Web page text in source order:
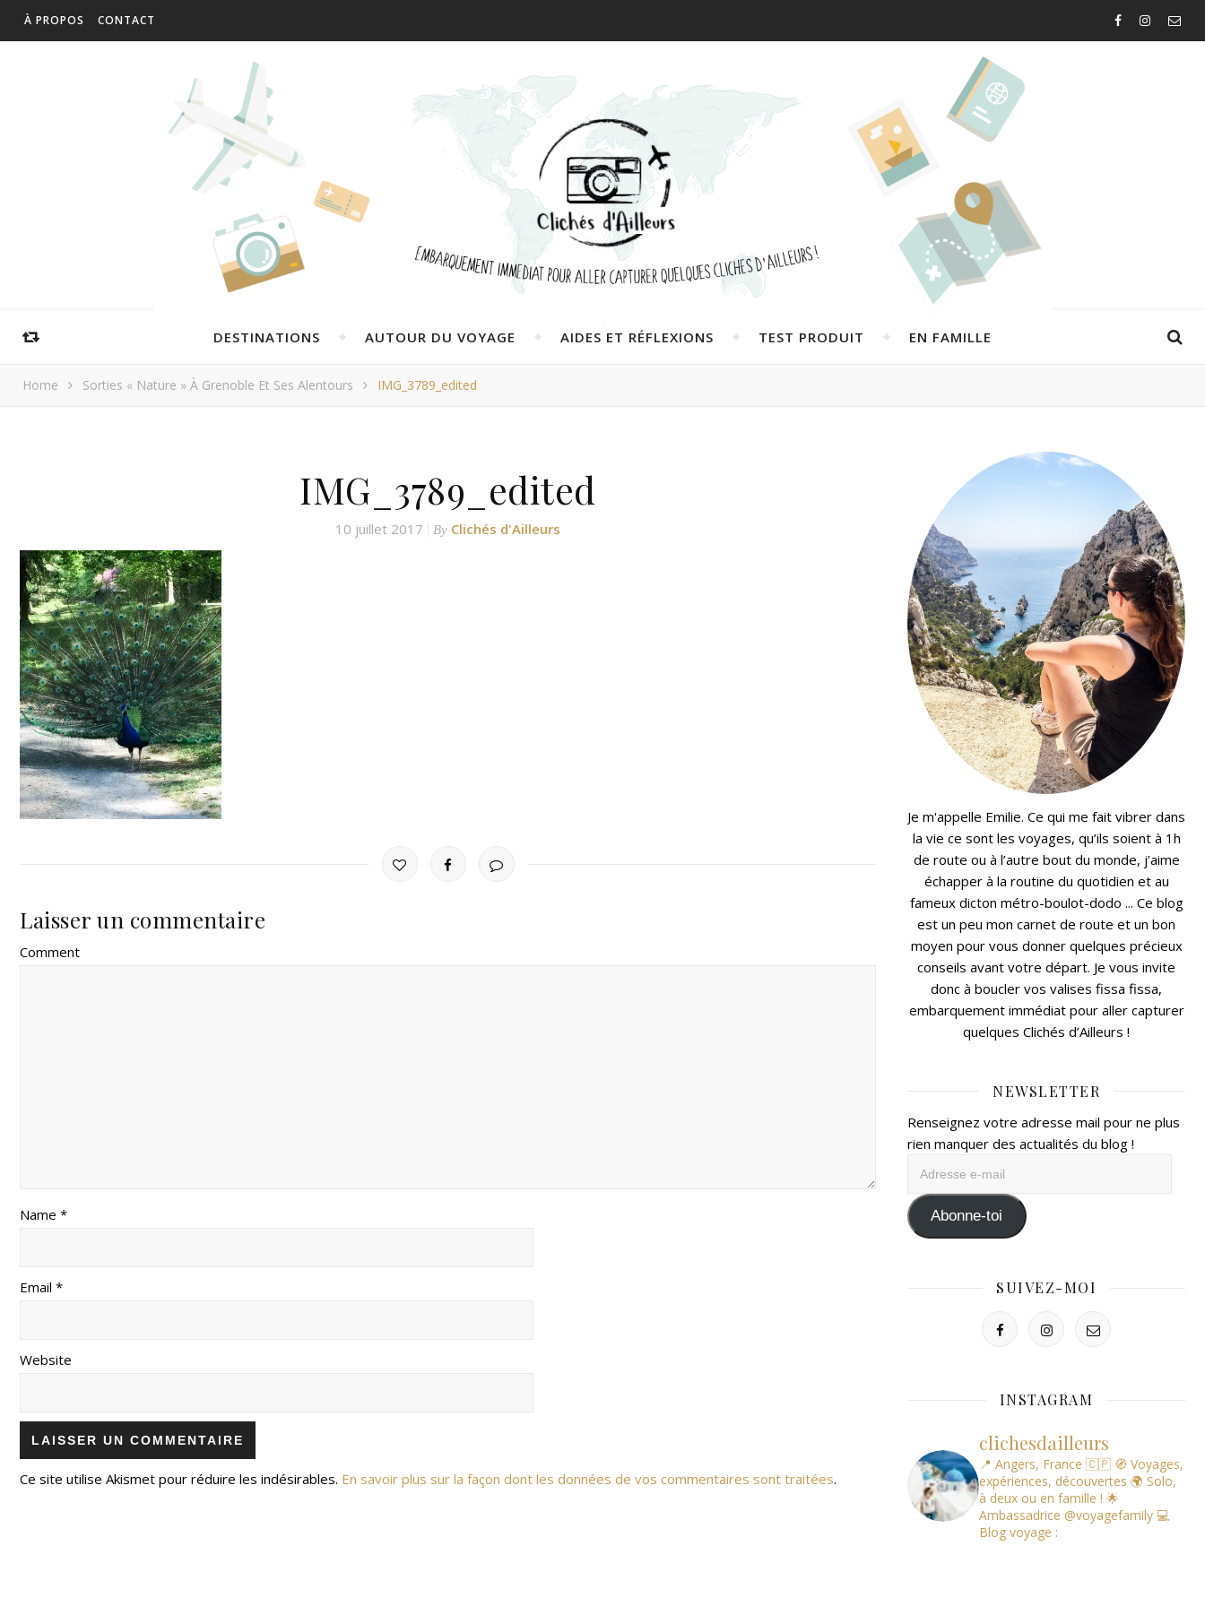
À PROPOS CONTACT
DESTINATIONS AUTOUR DU VOYAGE AIDES ET RÉFLEXIONS TEST PRODUIT EN FAMILLE
Home Sorties « Nature » À Grenoble Et Ses Alentours IMG_3789_edited
IMG_3789_edited
10 juillet 2017 By Clichés d'Ailleurs
Laisser un commentaire
Comment
Name *
Email *
Website
Ce site utilise Akismet pour réduire les indésirables. En savoir plus sur la façon dont les données de vos commentaires sont traitées.
Je m'appelle Emilie. Ce qui me fait vibrer dans
la vie ce sont les voyages, qu’ils soient à 1h
de route ou à l’autre bout du monde, j’aime
échapper à la routine du quotidien et au
fameux dicton métro-boulot-dodo ... Ce blog
est un peu mon carnet de route et un bon
moyen pour vous donner quelques précieux
conseils avant votre départ. Je vous invite
donc à boucler vos valises fissa fissa,
embarquement immédiat pour aller capturer
quelques Clichés d’Ailleurs !
NEWSLETTER
Renseignez votre adresse mail pour ne plus
rien manquer des actualités du blog !
mail Abonne-toi
SUIVEZ-MOI
INSTAGRAM
clichesdailleurs
📍 Angers, France 🇨🇵 🧭 Voyages,
expériences, découvertes 🌍 Solo,
à deux ou en famille ! 🌟
Ambassadrice @voyagefamily 💻
Blog voyage :